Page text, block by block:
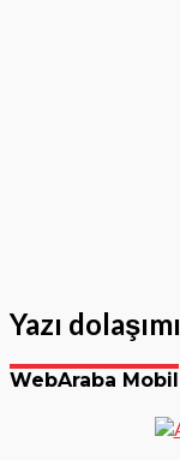
Yazı dolaşımı
WebAraba Mobil